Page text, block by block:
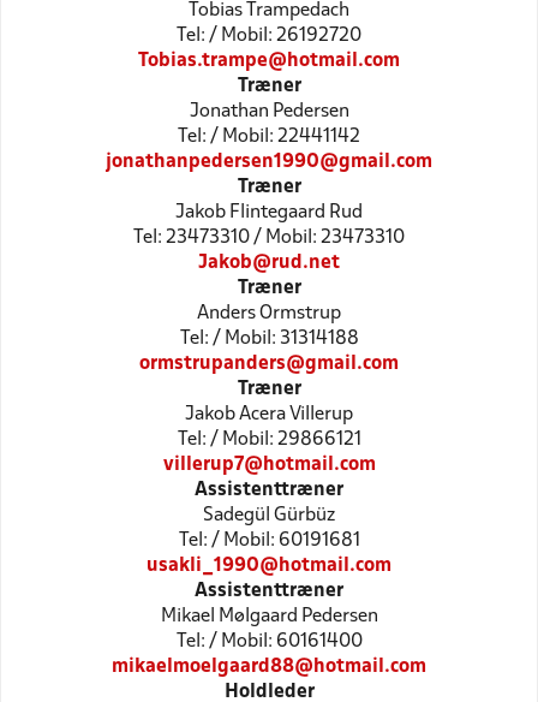
Tobias Trampedach
Tel: / Mobil: 26192720
Tobias.trampe@hotmail.com
Træner
Jonathan Pedersen
Tel: / Mobil: 22441142
jonathanpedersen1990@gmail.com
Træner
Jakob Flintegaard Rud
Tel: 23473310 / Mobil: 23473310
Jakob@rud.net
Træner
Anders Ormstrup
Tel: / Mobil: 31314188
ormstrupanders@gmail.com
Træner
Jakob Acera Villerup
Tel: / Mobil: 29866121
villerup7@hotmail.com
Assistenttræner
Sadegül Gürbüz
Tel: / Mobil: 60191681
usakli_1990@hotmail.com
Assistenttræner
Mikael Mølgaard Pedersen
Tel: / Mobil: 60161400
mikaelmoelgaard88@hotmail.com
Holdleder